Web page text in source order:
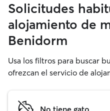
Solicitudes
alojamiento de
Benidorm
Usa los filtros para buscar
ofrezcan el servicio de
No tiene gato